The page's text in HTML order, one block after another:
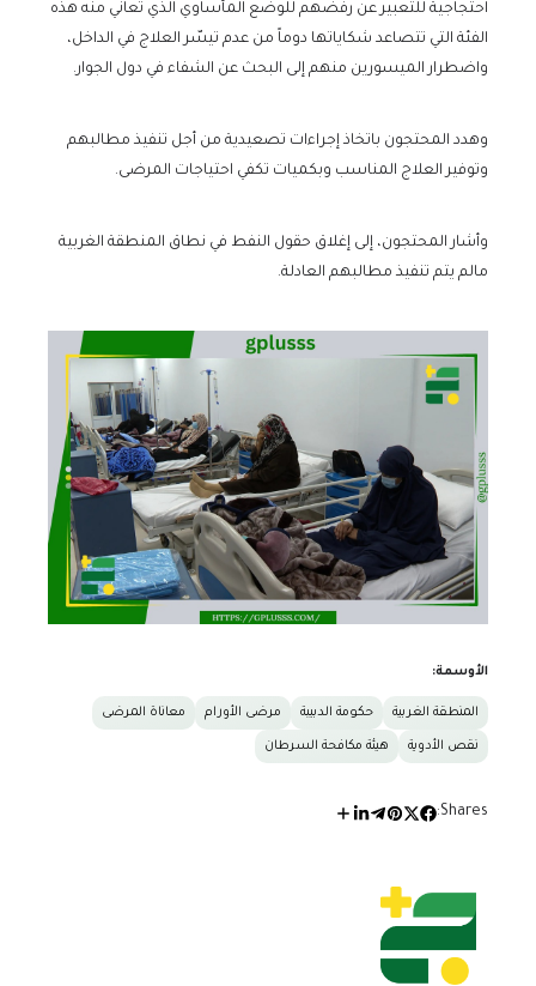
احتجاجية للتعبير عن رفضهم للوضع المأساوي الذي تعاني منه هذه
الفئة التي تتصاعد شكاياتها دوماً من عدم تيسّر العلاج في الداخل،
واضطرار الميسورين منهم إلى البحث عن الشفاء في دول الجوار.
وهدد المحتجون باتخاذ إجراءات تصعيدية من أجل تنفيذ مطالبهم
وتوفير العلاج المناسب وبكميات تكفي احتياجات المرضى.
وأشار المحتجون، إلى إغلاق حقول النفط في نطاق المنطقة الغربية
مالم يتم تنفيذ مطالبهم العادلة.
الأوسمة:
المنطقة الغربية حكومة الدبيبة مرضى الأورام معاناة المرضى
نقص الأدوية هيئة مكافحة السرطان
Shares: